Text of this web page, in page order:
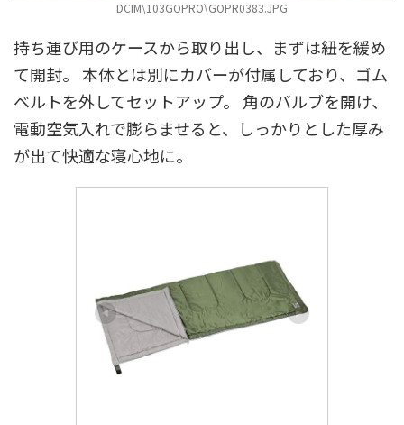
DCIM\103GOPRO\GOPR0383.JPG
持ち運び用のケースから取り出し、まずは紐を緩め
て開封。 本体とは別にカバーが付属しており、ゴム
ベルトを外してセットアップ。 角のバルブを開け、
電動空気入れで膨らませると、しっかりとした厚み
が出て快適な寝心地に。